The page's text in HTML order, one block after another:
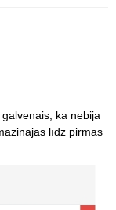
ka nebija
līdz pirmās